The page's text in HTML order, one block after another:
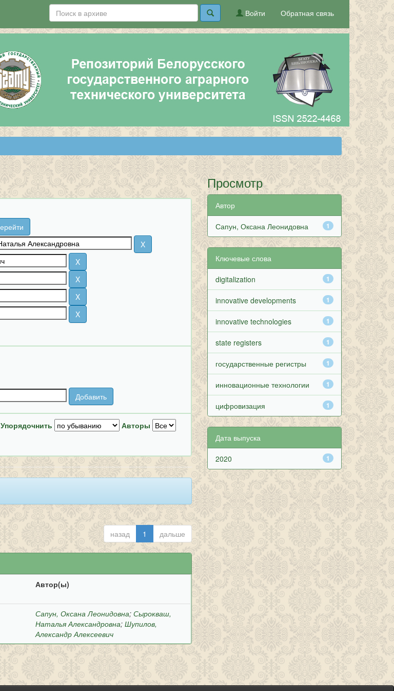
Обратная связь
Войти
Упорядочнить Авторы
назад 1 дальше
Автор(ы)
Сапун, Оксана Леонидовна;Сырокваш,
Наталья Александровна;Шупилов,
Александр Алексеевич
Просмотр
Автор
1
Сапун, Оксана Леонидовна
Ключевые слова
1
digitalization
1
innovative developments
1
innovative technologies
1
state registers
1
государственные регистры
1
инновационные технологии
1
цифровизация
Дата выпуска
1
2020